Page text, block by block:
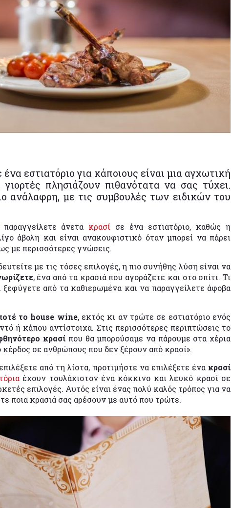
εστιατόριο για κάποιους είναι μια αγχωτική
πλησιάζουν πιθανότατα να σας τύχει.
ανάλαφρη, με τις συμβουλές των ειδικών του
άνετα κρασί σε ένα εστιατόριο, καθώς η
άβολη και είναι ανακουφιστικό όταν μπορεί να πάρει
με περισσότερες γνώσεις.
με τις τόσες επιλογές, η πιο συνήθης λύση είναι να
, ένα από τα κρασιά που αγοράζετε και στο σπίτι. Τι
ξεφύγετε από τα καθιερωμένα και να παραγγείλετε άφοβα
το house wine, εκτός κι αν τρώτε σε εστιατόριο ενός
ή κάπου αντίστοιχα. Στις περισσότερες περιπτώσεις το
κρασί που θα μπορούσαμε να πάρουμε στα χέρια
σε ανθρώπους που δεν ξέρουν από κρασί».
από τη λίστα, προτιμήστε να επιλέξετε ένα κρασί
έχουν τουλάχιστον ένα κόκκινο και λευκό κρασί σε
επιλογές. Αυτός είναι ένας πολύ καλός τρόπος για να
ποια κρασιά σας αρέσουν με αυτό που τρώτε.